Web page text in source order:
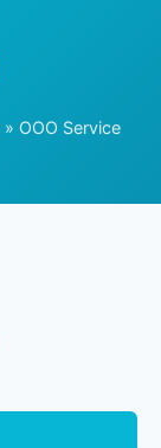
» ООО Service